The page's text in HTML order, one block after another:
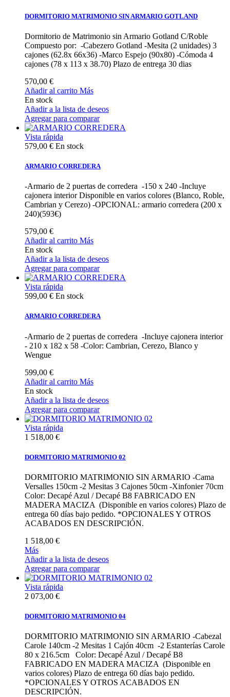
DORMITORIO MATRIMONIO SIN ARMARIO GOTLAND
Dormitorio de Matrimonio sin Armario Gotland C/Roble
Compuesto por: -Cabezero Gotland -Mesita (2 unidades) 3
cajones (62.8x 66x36) -Marco Espejo (90x80) -Cómoda 4
cajones (78 x 113 x 38.70) Plazo de entrega 30 dias
570,00 €
Añadir al carrito Más
En stock
Añadir a la lista de deseos
Agregar para comparar
Vista rápida
579,00 € En stock
ARMARIO CORREDERA
-Armario de 2 puertas de corredera -150 x 240 -Incluye
cajonera interior Disponible en varios colores (Blanco, Roble,
Cambrian y Cerezo) -OPCIONAL: armario corredera (200 x
240)(593€)
579,00 €
Añadir al carrito Más
En stock
Añadir a la lista de deseos
Agregar para comparar
Vista rápida
599,00 € En stock
ARMARIO CORREDERA
-Armario de 2 puertas de corredera -Incluye cajonera interior
- 210 x 182 x 58 -Color: Cambrian, Cerezo, Blanco y
Wengue
599,00 €
Añadir al carrito Más
En stock
Añadir a la lista de deseos
Agregar para comparar
Vista rápida
1 518,00 €
DORMITORIO MATRIMONIO 02
DORMITORIO MATRIMONIO SIN ARMARIO -Cama
Versalles 150cm -2 Mesitas 3 Cajones 50cm -Xinfonier 70cm
Color: Decapé Azul / Decapé B8 FABRICADO EN
MADERA MACIZA (Disponible en varios colores) Plazo de
entrega 60 días bajo pedido. *OPCIONALES Y OTROS
ACABADOS EN DESCRIPCIÓN.
1 518,00 €
Más
Añadir a la lista de deseos
Agregar para comparar
Vista rápida
2 073,00 €
DORMITORIO MATRIMONIO 04
DORMITORIO MATRIMONIO SIN ARMARIO -Cabezal
Carole 140cm -2 Mesitas 1 Cajón 40cm -2 Estanterías Carole
80 x 216.5cm Color: Decapé Azul / Decapé B8
FABRICADO EN MADERA MACIZA (Disponible en
varios colores) Plazo de entrega 60 días bajo pedido.
*OPCIONALES Y OTROS ACABADOS EN
DESCRIPCIÓN.